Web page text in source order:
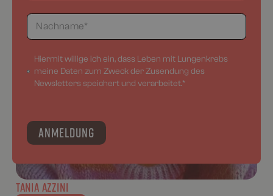
Hiermit willige ich ein, dass Leben mit Lungenkrebs
meine Daten zum Zweck der Zusendung des
Newsletters speichert und verarbeitet.*
TANIA AZZINI